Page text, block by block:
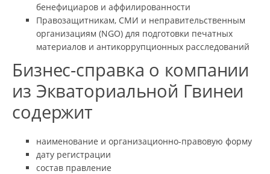
бенефициаров и аффилированности
Правозащитникам, СМИ и неправительственным
организациям (NGO) для подготовки печатных
материалов и антикоррупционных расследований
Бизнес-справка о компании
из Экваториальной Гвинеи
содержит
наименование и организационно-правовую форму
дату регистрации
состав правление